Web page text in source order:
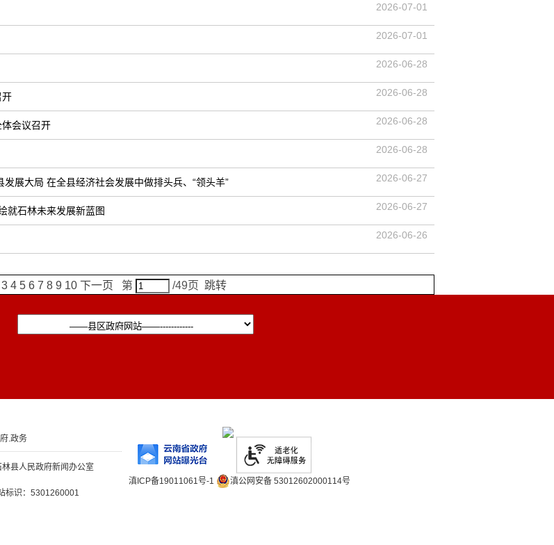
2026-07-01
2026-07-01
2026-06-28
2026-06-28
开
2026-06-28
会议召开
2026-06-28
2026-06-27
展大局 在全县经济社会发展中做排头兵、“领头羊”
2026-06-27
就石林未来发展新蓝图
2026-06-26
3 4 5 6 7 8 9 10 下一页 第 /49页 跳转
.政务
县人民政府新闻办公室
标识：5301260001
滇ICP备19011061号-1 滇公网安备 53012602000114号